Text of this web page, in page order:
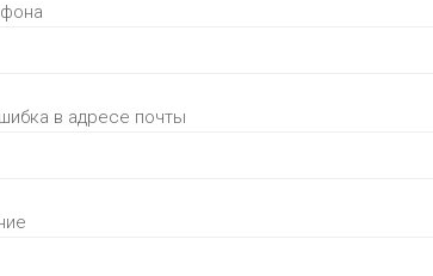
в адресе почты